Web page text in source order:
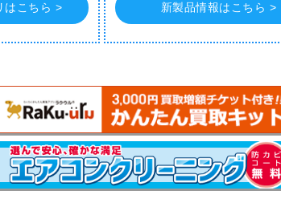
はこちら > 新製品情報はこちら >